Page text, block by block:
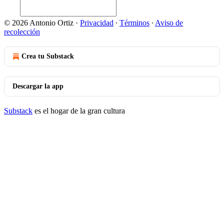
© 2026 Antonio Ortiz · Privacidad ∙ Términos ∙ Aviso de
recolección
Crea tu Substack
Descargar la app
Substack es el hogar de la gran cultura